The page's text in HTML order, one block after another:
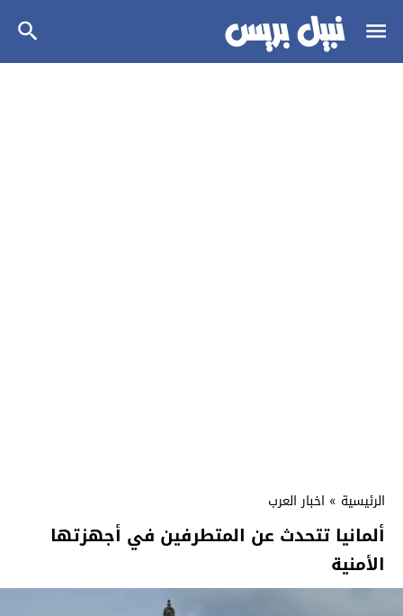
الرئيسية » اخبار العرب
ألمانيا تتحدث عن المتطرفين في أجهزتها
الأمنية